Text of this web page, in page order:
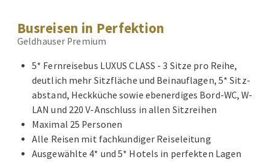
Busreisen in Perfektion
Geldhauser Premium
5* Fernreisebus LUXUS CLASS - 3 Sitze pro Reihe,
deutlich mehr Sitzfläche und Beinauflagen, 5* Sitz-
abstand, Heckküche sowie ebenerdiges Bord-WC, W-
LAN und 220 V-Anschluss in allen Sitzreihen
Maximal 25 Personen
Alle Reisen mit fachkundiger Reiseleitung
Ausgewählte 4* und 5* Hotels in perfekten Lagen